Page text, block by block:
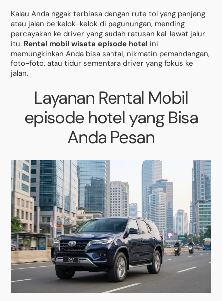
Kalau Anda nggak terbiasa dengan rute tol yang panjang
atau jalan berkelok-kelok di pegunungan, mending
percayakan ke driver yang sudah ratusan kali lewat jalur
itu. Rental mobil wisata episode hotel ini
memungkinkan Anda bisa santai, nikmatin pemandangan,
foto-foto, atau tidur sementara driver yang fokus ke
jalan.
Layanan Rental Mobil
episode hotel yang Bisa
Anda Pesan